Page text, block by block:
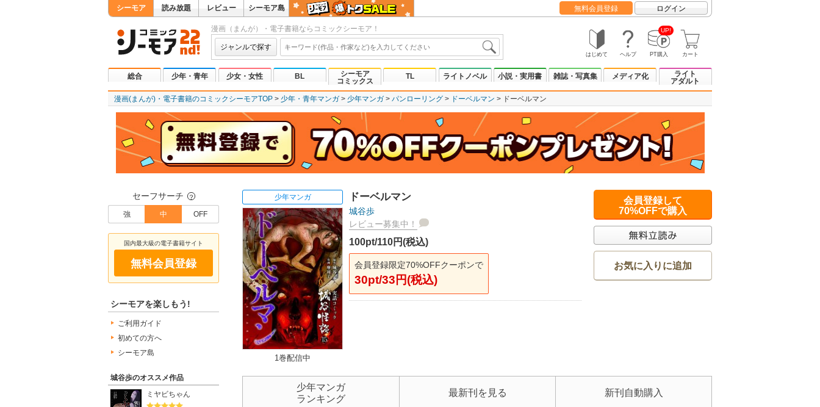
シーモア 読み放題 レビュー シーモア島 無料会員登録 ログイン
漫画（まんが）・電子書籍ならコミックシーモア！
ジャンルで探す
はじめて ヘルプ
UP!
PT購入 カート
総合 少年・青年 少女・女性 BL
シーモア
コミックス
TL ライトノベル 小説・実用書 雑誌・写真集 メディア化
ライト
アダルト
漫画(まんが)・電子書籍のコミックシーモアTOP 少年・青年マンガ 少年マンガ パンローリング ドーベルマン ドーベルマン
セーフサーチ ？
強 中 OFF
国内最大級の電子書籍サイト
無料会員登録
シーモアを楽しもう!
ご利用ガイド
初めての方へ
シーモア島
城谷歩のオススメ作品
ミヤビちゃん
少年マンガ
1巻配信中
ドーベルマン
城谷歩
レビュー募集中！
100pt/110円(税込)
会員登録限定70%OFFクーポンで
30pt/33円(税込)
会員登録して
70%OFFで購入
お気に入りに追加
少年マンガ
ランキング
最新刊を見る 新刊自動購入